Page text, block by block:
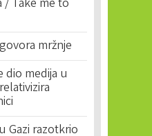
/ Take me to
mržnje
dio medija u
Gazi razotkrio